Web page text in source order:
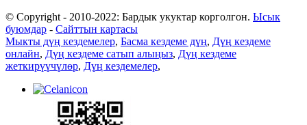
© Copyright - 2010-2022: Бардык укуктар корголгон. Ысык
буюмдар - Сайттын картасы
Мыкты дүң кездемелер, Басма кездеме дүң, Дүң кездеме
онлайн, Дүң кездеме сатып алыңыз, Дүң кездеме
жеткирүүчүлөр, Дүң кездемелер,